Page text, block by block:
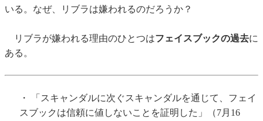
いる。なぜ、リブラは嫌われるのだろうか？
リブラが嫌われる理由のひとつはフェイスブックの過去に
ある。
・ 「スキャンダルに次ぐスキャンダルを通じて、フェイ
スブックは信頼に値しないことを証明した」（7月16